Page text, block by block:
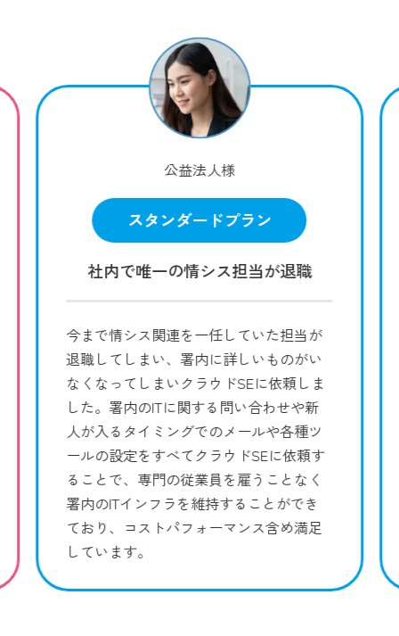
公益法人様
スタンダードプラン
社内で唯一の情シス担当が退職
今まで情シス関連を一任していた担当が
退職してしまい、署内に詳しいものがい
なくなってしまいクラウドSEに依頼しま
した。署内のITに関する問い合わせや新
人が入るタイミングでのメールや各種ツ
ールの設定をすべてクラウドSEに依頼す
ることで、専門の従業員を雇うことなく
署内のITインフラを維持することができ
ており、コストパフォーマンス含め満足
しています。